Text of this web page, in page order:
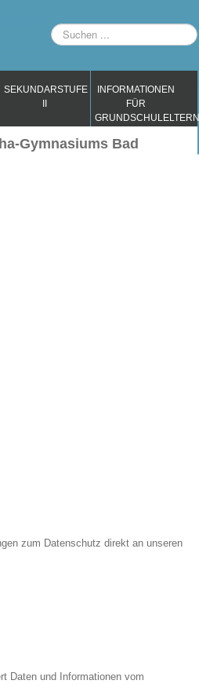
Suchen
...
SEKUNDARSTUFE
INFORMATIONEN
FÜR
GRUNDSCHULELTERN
Gymnasiums Bad
zum Datenschutz direkt an unseren
Daten und Informationen vom